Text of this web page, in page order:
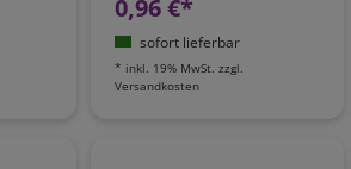
0,96 €*
sofort lieferbar
* inkl. 19% MwSt. zzgl.
Versandkosten